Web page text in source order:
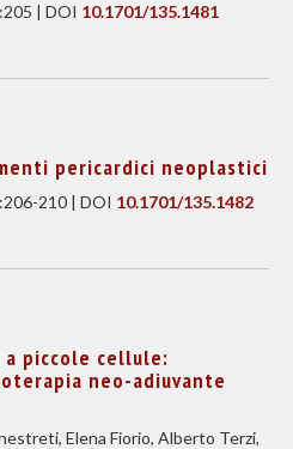
| DOI 10.1701/135.1481
pericardici neoplastici
210 | DOI 10.1701/135.1482
a piccole cellule:
neo-adiuvante
Elena Fiorio, Alberto Terzi,